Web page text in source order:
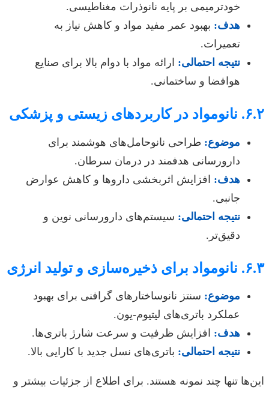
خودترمیمی بر پایه نانوذرات مغناطیسی.
هدف: بهبود عمر مفید مواد و کاهش نیاز به
تعمیرات.
نتیجه احتمالی: ارائه مواد با دوام بالا برای صنایع
هوافضا و ساختمانی.
۶.۲. نانومواد در کاربردهای زیستی و پزشکی
موضوع: طراحی نانوحامل‌های هوشمند برای
دارورسانی هدفمند در درمان سرطان.
هدف: افزایش اثربخشی داروها و کاهش عوارض
جانبی.
نتیجه احتمالی: سیستم‌های دارورسانی نوین و
دقیق‌تر.
۶.۳. نانومواد برای ذخیره‌سازی و تولید انرژی
موضوع: سنتز نانوساختارهای گرافنی برای بهبود
عملکرد باتری‌های لیتیوم-یون.
هدف: افزایش ظرفیت و سرعت شارژ باتری‌ها.
نتیجه احتمالی: باتری‌های نسل جدید با کارایی بالا.
این‌ها تنها چند نمونه هستند. برای اطلاع از جزئیات بیشتر و